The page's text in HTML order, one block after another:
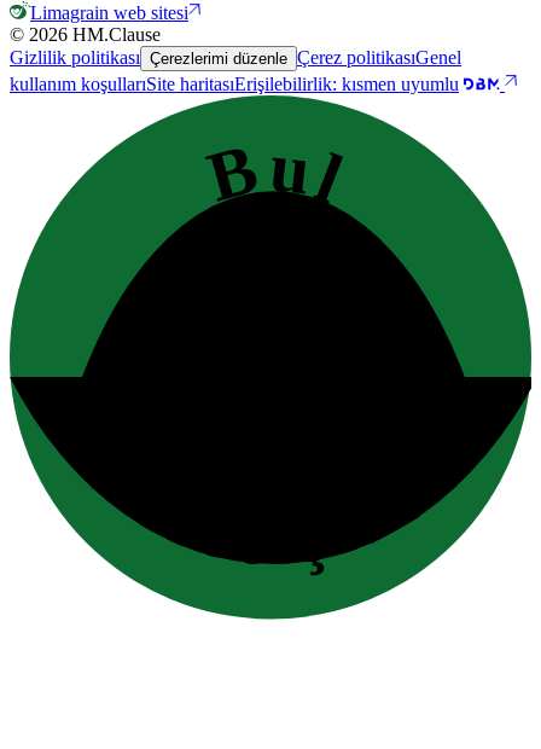
Limagrain web sitesi
© 2026 HM.Clause
Gizlilik politikası Çerezlerimi düzenle Çerez politikasıGenel
kullanım koşullarıSite haritasıErişilebilirlik: kısmen uyumlu
Bul
iletişim